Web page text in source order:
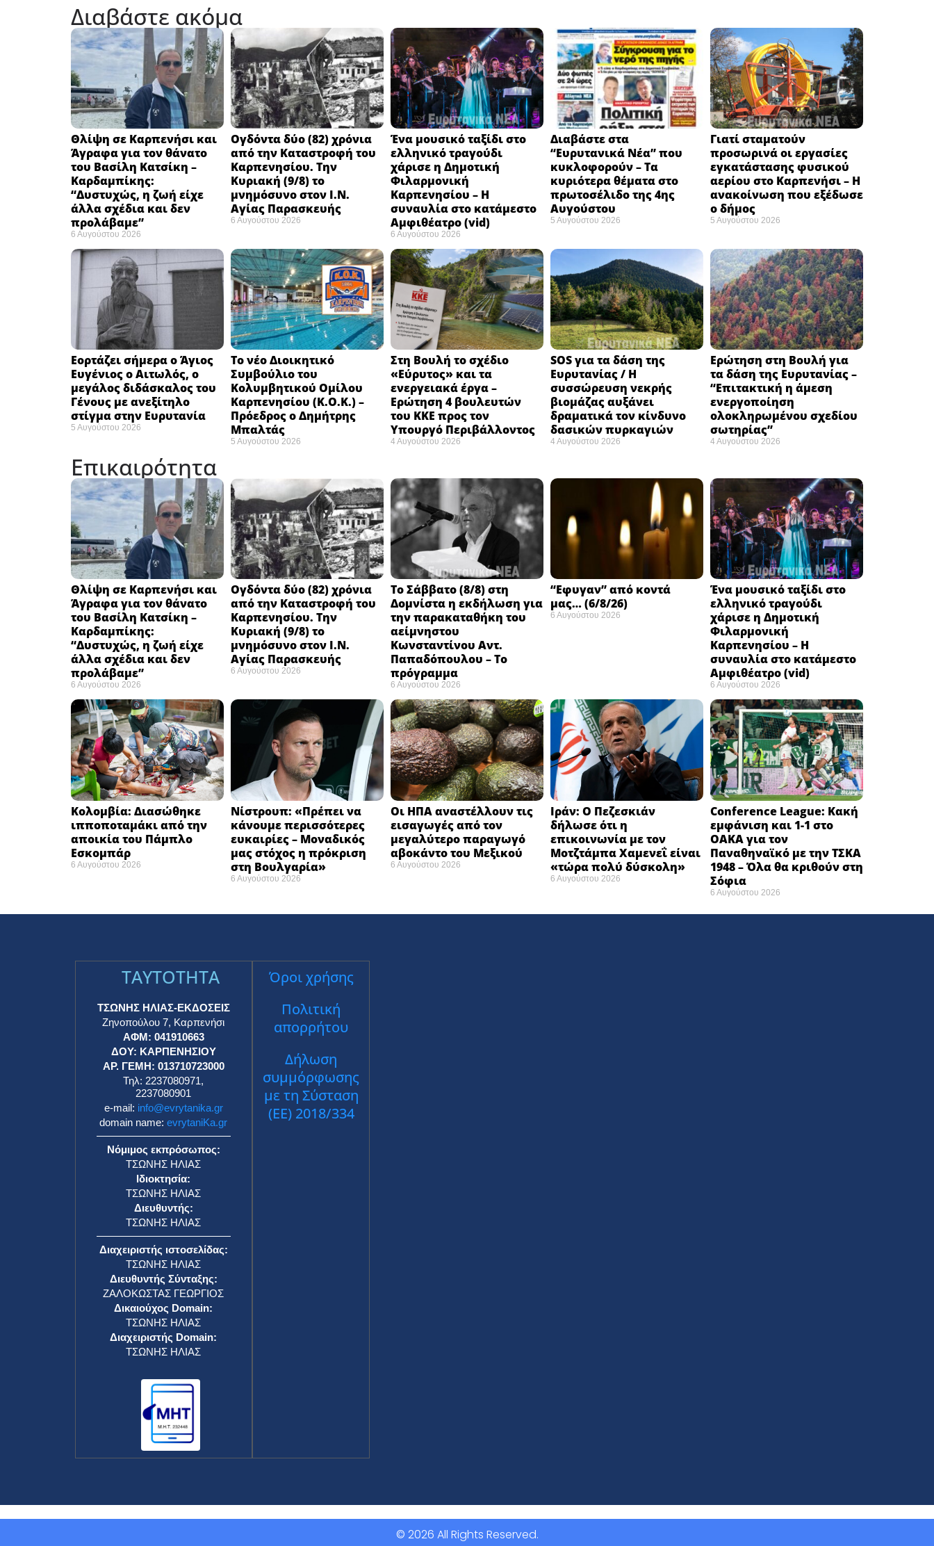
Διαβάστε ακόμα
Θλίψη σε Καρπενήσι και
Άγραφα για τον θάνατο
του Βασίλη Κατσίκη –
Καρδαμπίκης:
“Δυστυχώς, η ζωή είχε
άλλα σχέδια και δεν
προλάβαμε”
6 Αυγούστου 2026
Ογδόντα δύο (82) χρόνια
από την Καταστροφή του
Καρπενησίου. Την
Κυριακή (9/8) το
μνημόσυνο στον Ι.Ν.
Αγίας Παρασκευής
6 Αυγούστου 2026
Ένα μουσικό ταξίδι στο
ελληνικό τραγούδι
χάρισε η Δημοτική
Φιλαρμονική
Καρπενησίου – Η
συναυλία στο κατάμεστο
Αμφιθέατρο (vid)
6 Αυγούστου 2026
Διαβάστε στα
“Ευρυτανικά Νέα” που
κυκλοφορούν – Τα
κυριότερα θέματα στο
πρωτοσέλιδο της 4ης
Αυγούστου
5 Αυγούστου 2026
Γιατί σταματούν
προσωρινά οι εργασίες
εγκατάστασης φυσικού
αερίου στο Καρπενήσι – Η
ανακοίνωση που εξέδωσε
ο δήμος
5 Αυγούστου 2026
Εορτάζει σήμερα ο Άγιος
Ευγένιος ο Αιτωλός, ο
μεγάλος διδάσκαλος του
Γένους με ανεξίτηλο
στίγμα στην Ευρυτανία
5 Αυγούστου 2026
Το νέο Διοικητικό
Συμβούλιο του
Κολυμβητικού Ομίλου
Καρπενησίου (Κ.Ο.Κ.) –
Πρόεδρος ο Δημήτρης
Μπαλτάς
5 Αυγούστου 2026
Στη Βουλή το σχέδιο
«Εύρυτος» και τα
ενεργειακά έργα –
Ερώτηση 4 βουλευτών
του ΚΚΕ προς τον
Υπουργό Περιβάλλοντος
4 Αυγούστου 2026
SOS για τα δάση της
Ευρυτανίας / Η
συσσώρευση νεκρής
βιομάζας αυξάνει
δραματικά τον κίνδυνο
δασικών πυρκαγιών
4 Αυγούστου 2026
Ερώτηση στη Βουλή για
τα δάση της Ευρυτανίας –
“Eπιτακτική η άμεση
ενεργοποίηση
ολοκληρωμένου σχεδίου
σωτηρίας”
4 Αυγούστου 2026
Επικαιρότητα
Θλίψη σε Καρπενήσι και
Άγραφα για τον θάνατο
του Βασίλη Κατσίκη –
Καρδαμπίκης:
“Δυστυχώς, η ζωή είχε
άλλα σχέδια και δεν
προλάβαμε”
6 Αυγούστου 2026
Ογδόντα δύο (82) χρόνια
από την Καταστροφή του
Καρπενησίου. Την
Κυριακή (9/8) το
μνημόσυνο στον Ι.Ν.
Αγίας Παρασκευής
6 Αυγούστου 2026
Το Σάββατο (8/8) στη
Δομνίστα η εκδήλωση για
την παρακαταθήκη του
αείμνηστου
Κωνσταντίνου Αντ.
Παπαδόπουλου – Το
πρόγραμμα
6 Αυγούστου 2026
“Εφυγαν” από κοντά
μας… (6/8/26)
6 Αυγούστου 2026
Ένα μουσικό ταξίδι στο
ελληνικό τραγούδι
χάρισε η Δημοτική
Φιλαρμονική
Καρπενησίου – Η
συναυλία στο κατάμεστο
Αμφιθέατρο (vid)
6 Αυγούστου 2026
Κολομβία: Διασώθηκε
ιπποποταμάκι από την
αποικία του Πάμπλο
Εσκομπάρ ​
6 Αυγούστου 2026
Νίστρουπ: «Πρέπει να
κάνουμε περισσότερες
ευκαιρίες – Μοναδικός
μας στόχος η πρόκριση
στη Βουλγαρία» ​
6 Αυγούστου 2026
Οι ΗΠΑ αναστέλλουν τις
εισαγωγές από τον
μεγαλύτερο παραγωγό
αβοκάντο του Μεξικού ​
6 Αυγούστου 2026
Ιράν: Ο Πεζεσκιάν
δήλωσε ότι η
επικοινωνία με τον
Μοτζτάμπα Χαμενεΐ είναι
«τώρα πολύ δύσκολη» ​
6 Αυγούστου 2026
Conference League: Κακή
εμφάνιση και 1-1 στο
ΟΑΚΑ για τον
Παναθηναϊκό με την ΤΣΚΑ
1948 – Όλα θα κριθούν στη
Σόφια ​
6 Αυγούστου 2026
TAYTOTHTA
ΤΣΩΝΗΣ ΗΛΙΑΣ-ΕΚΔΟΣΕΙΣ
Ζηνοπούλου 7, Καρπενήσι
ΑΦΜ: 041910663
ΔΟΥ: ΚΑΡΠΕΝΗΣΙΟΥ
ΑΡ. ΓΕΜΗ: 013710723000
Τηλ: 2237080971,
2237080901
e-mail: info@evrytanika.gr
domain name:evrytaniKa.gr
Νόμιμος εκπρόσωπος:
ΤΣΩΝΗΣ ΗΛΙΑΣ
Ιδιοκτησία:
ΤΣΩΝΗΣ ΗΛΙΑΣ
Διευθυντής:
ΤΣΩΝΗΣ ΗΛΙΑΣ
Διαχειριστής ιστοσελίδας:
ΤΣΩΝΗΣ ΗΛΙΑΣ
Διευθυντής Σύνταξης:
ΖΑΛΟΚΩΣΤΑΣ ΓΕΩΡΓΙΟΣ
Δικαιούχος Domain:
ΤΣΩΝΗΣ ΗΛΙΑΣ
Διαχειριστής Domain:
ΤΣΩΝΗΣ ΗΛΙΑΣ
Όροι χρήσης
Πολιτική
απορρήτου
Δήλωση
συμμόρφωσης
με τη Σύσταση
(ΕΕ) 2018/334
© 2026 All Rights Reserved.